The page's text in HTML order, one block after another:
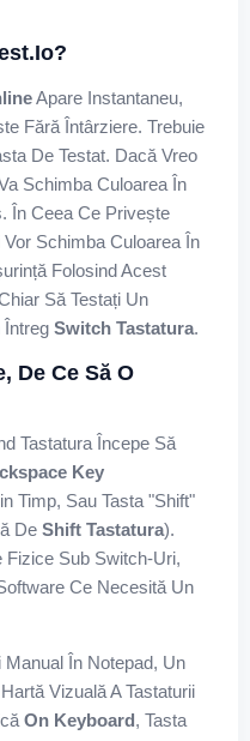
Apare Instantaneu,
Fără Întârziere. Trebuie
De Testat. Dacă Vreo
Schimba Culoarea În
În Ceea Ce Privește
Schimba Culoarea În
Folosind Acest
Să Testați Un
ÎntregSwitch Tastatura.
De Ce Să O
Tastatura Începe Să
Key
Timp, Sau Tasta "Shift"
DeShift Tastatura).
Fizice Sub Switch-Uri,
Ce Necesită Un
În Notepad, Un
Vizuală A Tastaturii
On Keyboard, Tasta